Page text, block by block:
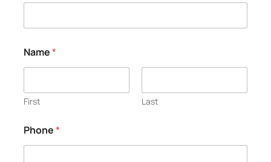
Name*
First Last
Phone*